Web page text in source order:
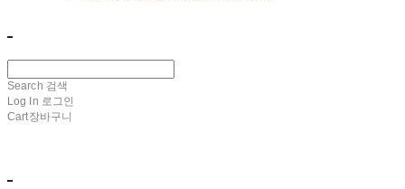
Search 검색
Log In 로그인
Cart장바구니